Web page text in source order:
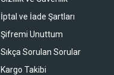
İptal ve İade Şartları
Şifremi Unuttum
Sıkça Sorulan Sorular
Kargo Takibi